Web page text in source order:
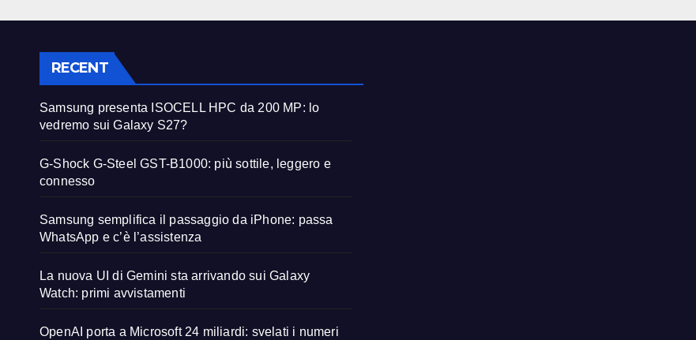
RECENT
Samsung presenta ISOCELL HPC da 200 MP: lo
vedremo sui Galaxy S27?
G-Shock G-Steel GST-B1000: più sottile, leggero e
connesso
Samsung semplifica il passaggio da iPhone: passa
WhatsApp e c’è l’assistenza
La nuova UI di Gemini sta arrivando sui Galaxy
Watch: primi avvistamenti
OpenAI porta a Microsoft 24 miliardi: svelati i numeri